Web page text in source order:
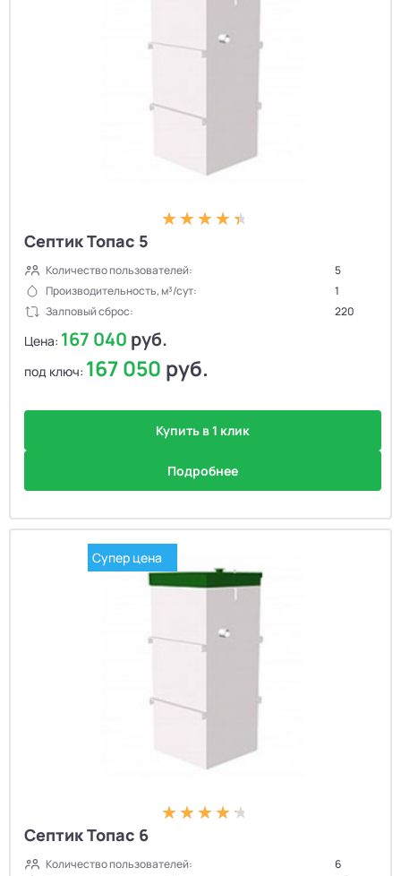
Септик Топас 5
Количество пользователей:
5
Производительность, м³/сут:
1
Залповый сброс:
220
Цена: 167 040 руб.
под ключ: 167 050 руб.
Купить в 1 клик
Подробнее
Супер цена
Септик Топас 6
Количество пользователей:
6